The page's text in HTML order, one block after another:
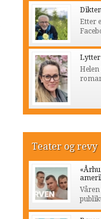
Etter
Lytter
Teater og revy